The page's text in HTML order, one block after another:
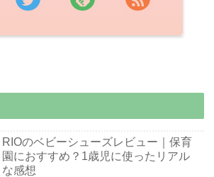
RIOのベビーシューズレビュー｜保育
園におすすめ？1歳児に使ったリアル
な感想